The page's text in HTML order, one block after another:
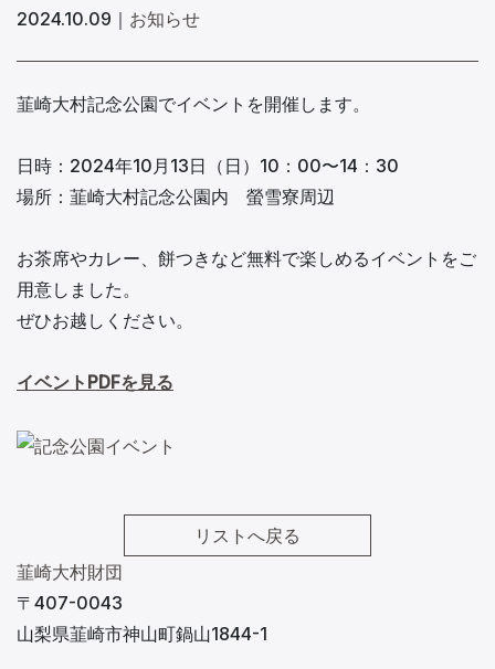
2024.10.09 ｜ お知らせ
韮崎大村記念公園でイベントを開催します。
日時：2024年10月13日（日）10：00〜14：30
場所：韮崎大村記念公園内 螢雪寮周辺
お茶席やカレー、餅つきなど無料で楽しめるイベントをご
用意しました。
ぜひお越しください。
イベントPDFを見る
リストへ戻る
韮崎大村財団
〒407-0043
山梨県韮崎市神山町鍋山1844-1